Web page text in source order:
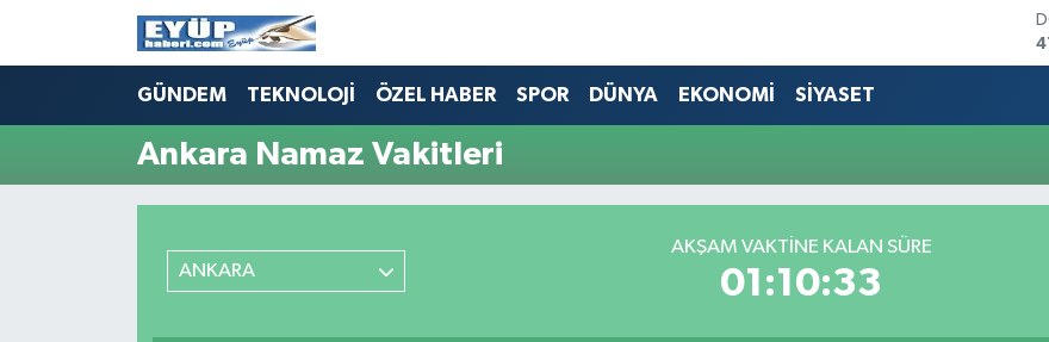
GÜNDEM TEKNOLOJİ ÖZEL HABER SPOR DÜNYA EKONOMİ SİYASET
Ankara Namaz Vakitleri
ANKARA
AKŞAM VAKTINE KALAN SÜRE
01:10:33